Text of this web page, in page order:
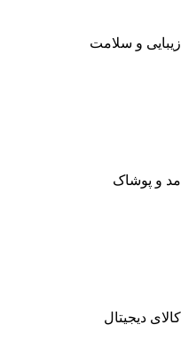
زیبایی و سلامت
مد و پوشاک
کالای دیجیتال